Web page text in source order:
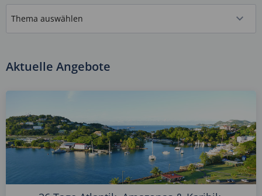
Aktuelle Angebote